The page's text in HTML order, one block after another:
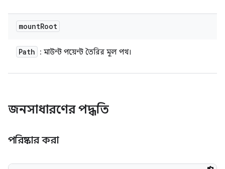
mountRoot
Path : মাউন্ট পয়েন্ট তৈরির মূল পথ।
জনসাধারণের পদ্ধতি
পরিষ্কার করা